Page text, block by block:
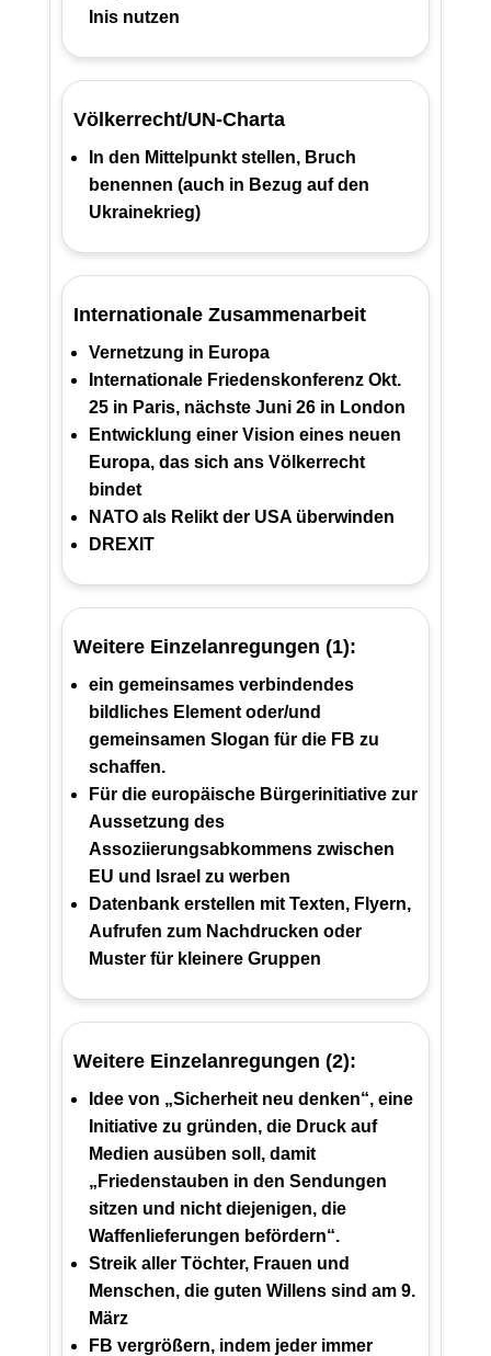
Inis nutzen
Völkerrecht/UN-Charta
In den Mittelpunkt stellen, Bruch
benennen (auch in Bezug auf den
Ukrainekrieg)
Internationale Zusammenarbeit
Vernetzung in Europa
Internationale Friedenskonferenz Okt.
25 in Paris, nächste Juni 26 in London
Entwicklung einer Vision eines neuen
Europa, das sich ans Völkerrecht
bindet
NATO als Relikt der USA überwinden
DREXIT
Weitere Einzelanregungen (1):
ein gemeinsames verbindendes
bildliches Element oder/und
gemeinsamen Slogan für die FB zu
schaffen.
Für die europäische Bürgerinitiative zur
Aussetzung des
Assoziierungsabkommens zwischen
EU und Israel zu werben
Datenbank erstellen mit Texten, Flyern,
Aufrufen zum Nachdrucken oder
Muster für kleinere Gruppen
Weitere Einzelanregungen (2):
Idee von „Sicherheit neu denken“, eine
Initiative zu gründen, die Druck auf
Medien ausüben soll, damit
„Friedenstauben in den Sendungen
sitzen und nicht diejenigen, die
Waffenlieferungen befördern“.
Streik aller Töchter, Frauen und
Menschen, die guten Willens sind am 9.
März
FB vergrößern, indem jeder immer